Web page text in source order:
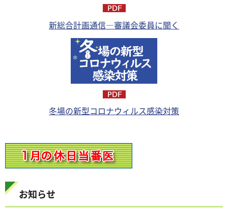
新総合計画通信―審議会委員に聞く
冬場の新型コロナウィルス感染対策
お知らせ